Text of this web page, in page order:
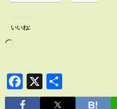
いいね:
Facebook
X
有